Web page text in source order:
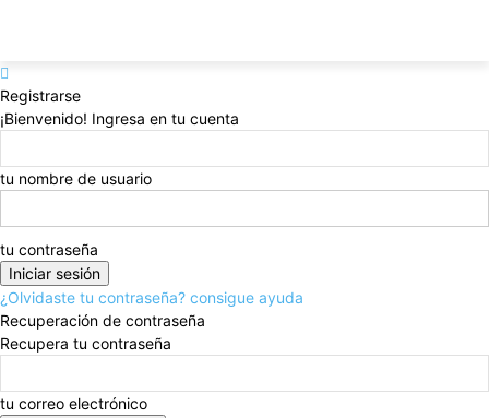
Registrarse
¡Bienvenido! Ingresa en tu cuenta
tu nombre de usuario
tu contraseña
¿Olvidaste tu contraseña? consigue ayuda
Recuperación de contraseña
Recupera tu contraseña
tu correo electrónico